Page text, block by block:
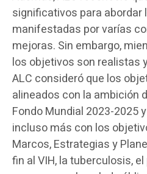
significativos para
manifestadas por varías
mejoras. Sin embargo,
los objetivos son realistas
ALC consideró que los
alineados con la ambición
Fondo Mundial 2023-2025
incluso más con los
Marcos, Estrategias y
fin al VIH, la tuberculosis,